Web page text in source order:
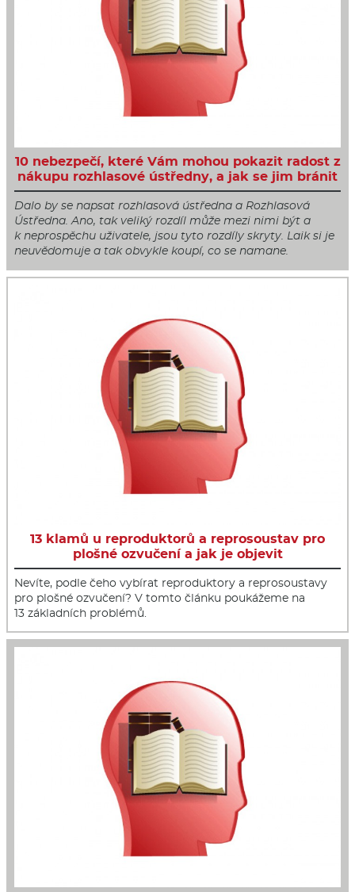
10 nebezpečí, které Vám mohou pokazit radost z
nákupu rozhlasové ústředny, a jak se jim bránit
Dalo by se napsat rozhlasová ústředna a Rozhlasová
Ústředna. Ano, tak veliký rozdíl může mezi nimi být a
k neprospěchu uživatele, jsou tyto rozdíly skryty. Laik si je
neuvědomuje a tak obvykle koupí, co se namane.
13 klamů u reproduktorů a reprosoustav pro
plošné ozvučení a jak je objevit
Nevíte, podle čeho vybírat reproduktory a reprosoustavy
pro plošné ozvučení? V tomto článku poukážeme na
13 základních problémů.